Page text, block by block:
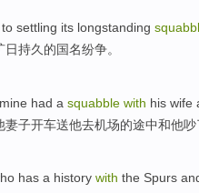
settling its longstanding
日持久的国名纷争。
had a squabble with his wife
妻子开车送他去机场的途中和他吵
has a history with the Spurs